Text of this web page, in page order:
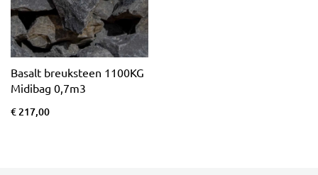
Basalt breuksteen 1100KG
Midibag 0,7m3
€ 217,00